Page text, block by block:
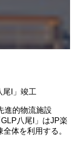
尾I」竣工
進的物流施設
八尾I」はJP楽
体を利用する。